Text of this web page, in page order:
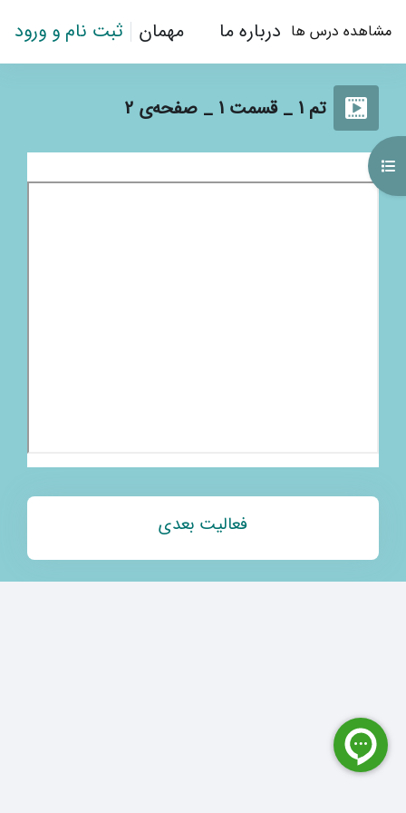
مشاهده درس ها درباره ما مهمان ثبت نام و ورود
تم 1 _ قسمت 1 _ صفحه‌ی 2
باز کردن فهرست درس
نیازمندی‌های تکمیل
فعالیت بعدی